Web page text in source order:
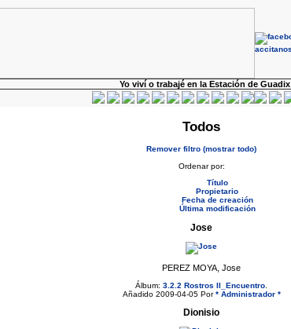
Yo viví o trabajé en la Estación de Guadix
Todos
Remover filtro (mostrar todo)
Ordenar por:
Título
Propietario
Fecha de creación
Última modificación
Jose
PEREZ MOYA, Jose
Álbum: 3.2.2 Rostros II_Encuentro
Añadido 2009-04-05 Por* Administrador *
Dionisio